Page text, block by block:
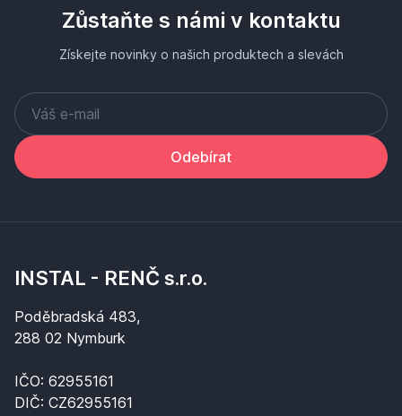
Zůstaňte s námi v kontaktu
Získejte novinky o našich produktech a slevách
Odebírat
INSTAL - RENČ s.r.o.
Poděbradská 483,
288 02 Nymburk
IČO: 62955161
DIČ: CZ62955161